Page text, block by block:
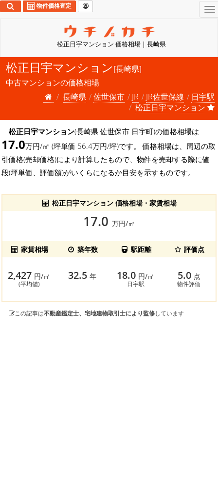
松正日宇マンション 価格相場 | 長崎県
物件価格査定
松正日宇マンション[長崎県]
中古マンションの価格相場
長崎県
佐世保市 JR JR佐世保線
日宇駅
松正日宇マンション
松正日宇マンション(長崎県 佐世保市 日宇町)の価格相場は
17.0万円/㎡ (坪単価 56.4万円/坪)です。 価格相場は、周辺の取
引価格(売却価格)により計算したもので、物件を売却する際に値
段(坪単価、評価額)がいくらになるか目安を示すものです。
松正日宇マンション 価格相場・家賃相場
17.0 万円/㎡
家賃相場 築年数 駅距離 評価点
2,427 円/㎡
(平均値)
32.5年 18.0 円/㎡
日宇駅
5.0 点
物件評価
この記事は不動産鑑定士、宅地建物取引士により監修しています